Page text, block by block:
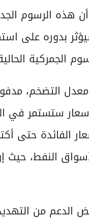
هذه الرسوم
بدوره
الجمركية
التضخم،
ستستمر في
الفائدة حتى
النفط،